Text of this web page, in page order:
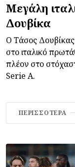
Μεγάλη
Δουβίκα
Ο Τάσος Δουβίκας
στο ιταλικό
πλέον στο
Serie A.
ΠΕΡΙΣΣΌΤΕΡΑ